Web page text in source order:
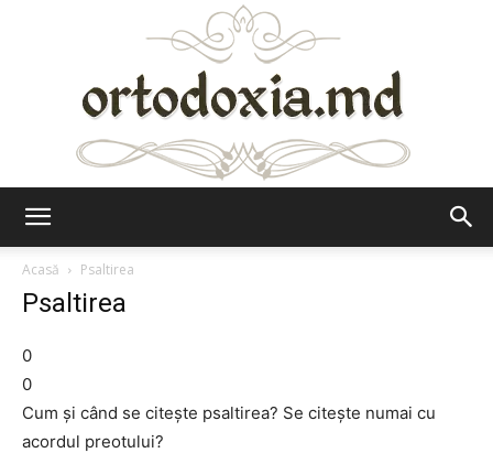
Acasă
Psaltirea
Psaltirea
0
0
Cum și când se citește psaltirea? Se citește numai cu
acordul preotului?